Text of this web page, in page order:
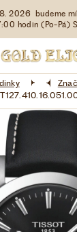
2026 budeme
hodin (Po-Pá)
EDICE